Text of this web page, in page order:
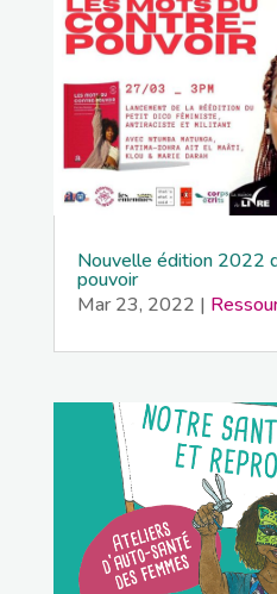
Nouvelle édition 2022
pouvoir
Mar 23, 2022 |